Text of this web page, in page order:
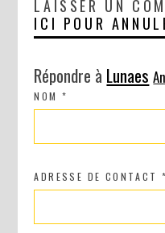
LAISSER UN
ICI POUR
Répondre à Lunaes
NOM*
ADRESSE DE CONTACT*